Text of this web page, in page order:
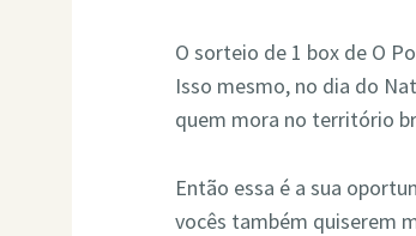
O sorteio de 1 box de O
Isso mesmo, no dia do
quem mora no território
Então essa é a sua
vocês também quiserem